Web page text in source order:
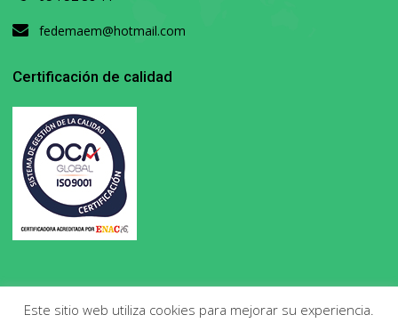
fedemaem@hotmail.com
Certificación de calidad
Este sitio web utiliza cookies para mejorar su experiencia.